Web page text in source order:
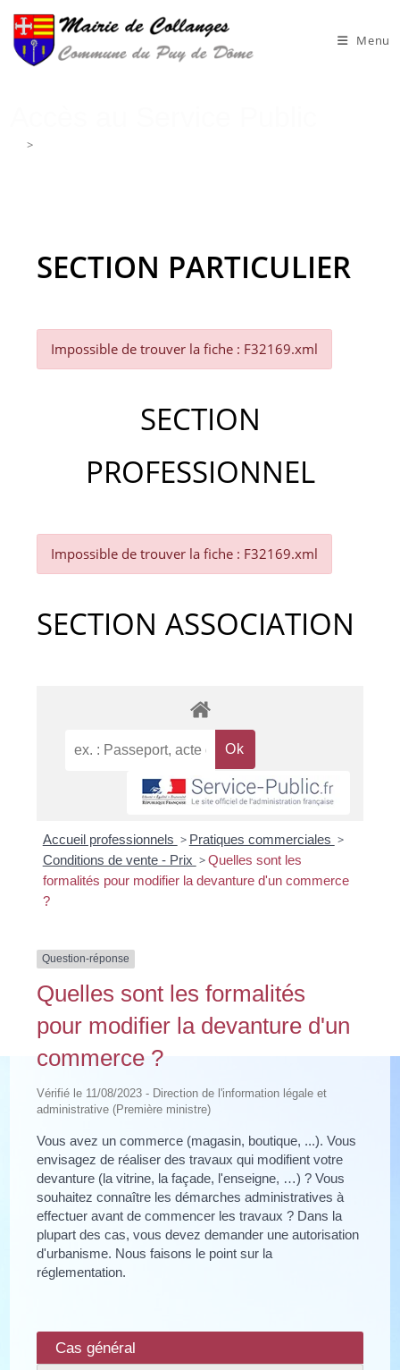
Skip
content
Menu
>
SECTION PARTICULIER
Impossible de trouver la fiche : F32169.xml
SECTION
PROFESSIONNEL
Impossible de trouver la fiche : F32169.xml
SECTION ASSOCIATION
Accueil professionnels > Pratiques commerciales >
Conditions de vente - Prix >Quelles sont les
formalités pour modifier la devanture d'un commerce
?
Question-réponse
Quelles sont les formalités
pour modifier la devanture d'un
commerce ?
Vérifié le 11/08/2023 - Direction de l'information légale et
administrative (Première ministre)
Vous avez un commerce (magasin, boutique, ...). Vous
envisagez de réaliser des travaux qui modifient votre
devanture (la vitrine, la façade, l'enseigne, …) ? Vous
souhaitez connaître les démarches administratives à
effectuer avant de commencer les travaux ? Dans la
plupart des cas, vous devez demander une autorisation
d'urbanisme. Nous faisons le point sur la
réglementation.
Cas général